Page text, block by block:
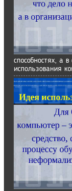
способностях, а
использования